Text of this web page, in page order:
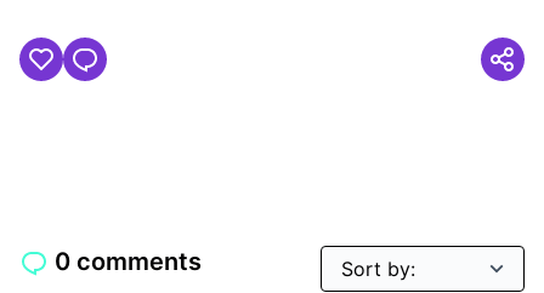
0 comments